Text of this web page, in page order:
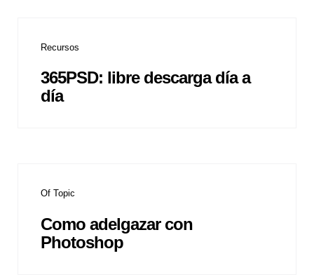
Recursos
365PSD: libre descarga día a
día
Of Topic
Como adelgazar con
Photoshop